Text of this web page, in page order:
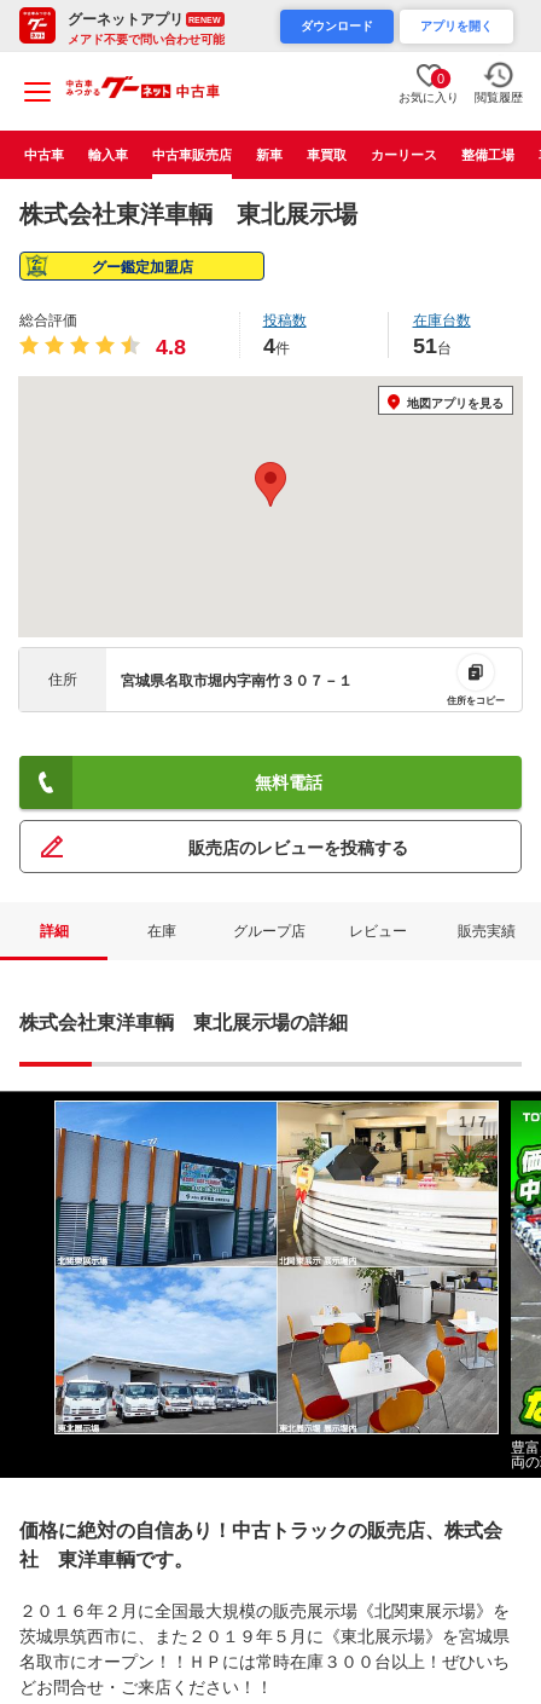
グーネットアプリ RENEW
メアド不要で問い合わせ可能
ダウンロード アプリを開く
0
お気に入り 閲覧履歴
中古車 輸入車 中古車販売店 新車 車買取 カーリース 整備工場
株式会社東洋車輌 東北展示場
グー鑑定加盟店
総合評価
4.8
投稿数
4件
在庫台数
51台
地図アプリを見る
住所 宮城県名取市堀内字南竹３０７－１
住所をコピー
無料電話
販売店のレビューを投稿する
詳細 在庫 グループ店 レビュー 販売実績
株式会社東洋車輌 東北展示場の詳細
1/7
豊
両
価格に絶対の自信あり！中古トラックの販売店、株式会
社 東洋車輌です。
２０１６年２月に全国最大規模の販売展示場《北関東展示場》を
茨城県筑西市に、また２０１９年５月に《東北展示場》を宮城県
名取市にオープン！！ＨＰには常時在庫３００台以上！ぜひいち
どお問合せ・ご来店ください！！